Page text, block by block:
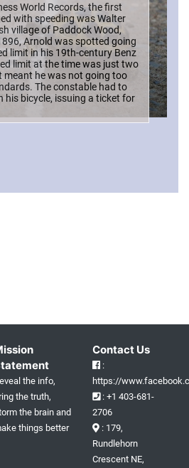
World Records, the first
with speeding was Walter
village of Paddock Wood,
Arnold was spotted going
limit in his 19th-century Benz
limit at the time was just two
meant he was not going too
The constable had to
his bicycle, issuing a ticket for
the info,
the truth,
the brain and
things better
Contact Us
:
https://
: +1 403-681-
2706
: 179,
Rundlehorn
Crescent NE,